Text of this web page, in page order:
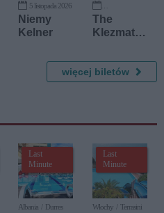
5 listopada 2026
Niemy
Kelner
12 listopada 2026
The
Klezmatic
więcej biletów
Last
Minute
Albania / Durres
Last
Minute
Włochy / Terrasini